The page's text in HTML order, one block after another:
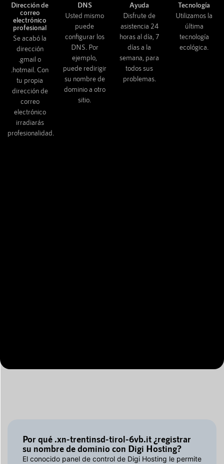
Dirección de
correo
electrónico
profesional
Se acabó la
dirección
.gmail o
.hotmail. Con
tu propia
dirección de
correo
electrónico
irradiarás
profesionalidad.
DNS
Usted mismo
puede
configurar los
DNS. Por
ejemplo,
puede redirigir
su nombre de
dominio a otro
sitio.
Ayuda
Disfrute de
asistencia 24
horas al día, 7
días a la
semana, para
todos sus
problemas.
Tecnología
Utilizamos la
última
tecnología
ecológica.
Por qué .xn-trentinsd-tirol-6vb.it ¿registrar
su nombre de dominio con Digi Hosting?
El conocido panel de control de Digi Hosting le permite